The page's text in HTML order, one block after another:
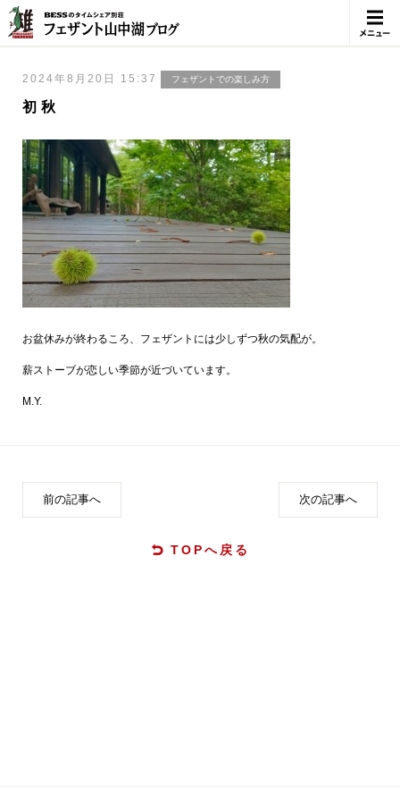
メニュ
2024年8月20日 15:37 フェザントでの楽しみ方
初秋
お盆休みが終わるころ、フェザントには少しずつ秋の気配が。
薪ストーブが恋しい季節が近づいています。
M.Y.
前の記事へ
TOPへ戻る
次の記事へ